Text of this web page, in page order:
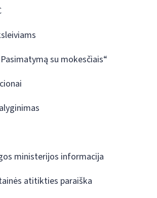
su mokesčiais“
ministerijos informacija
atitikties paraiška